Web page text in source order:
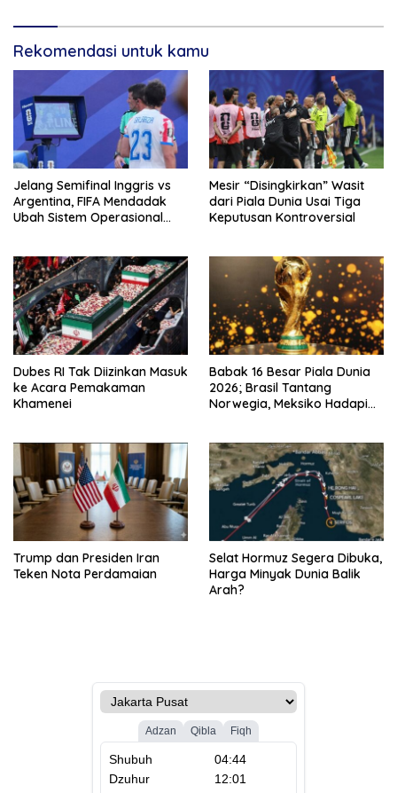
Rekomendasi untuk kamu
Jelang Semifinal Inggris vs
Argentina, FIFA Mendadak
Ubah Sistem Operasional
Mesir “Disingkirkan” Wasit
dari Piala Dunia Usai Tiga
Keputusan Kontroversial
Dubes RI Tak Diizinkan Masuk
ke Acara Pemakaman
Khamenei
Babak 16 Besar Piala Dunia
2026; Brasil Tantang
Norwegia, Meksiko Hadapi
Trump dan Presiden Iran
Teken Nota Perdamaian
Selat Hormuz Segera Dibuka,
Harga Minyak Dunia Balik
Arah?